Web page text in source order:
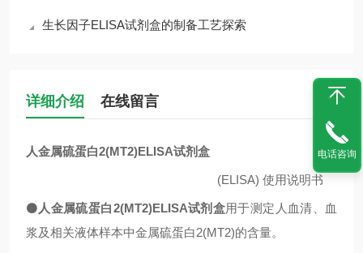
生长因子ELISA试剂盒的制备工艺探索
详细介绍 在线留言
人金属硫蛋白2(MT2)ELISA试剂盒
(ELISA) 使用说明书
⚫ 人金属硫蛋白2(MT2)ELISA试剂盒用于测定人血清、血
浆及相关液体样本中金属硫蛋白2(MT2)的含量。
电话咨询